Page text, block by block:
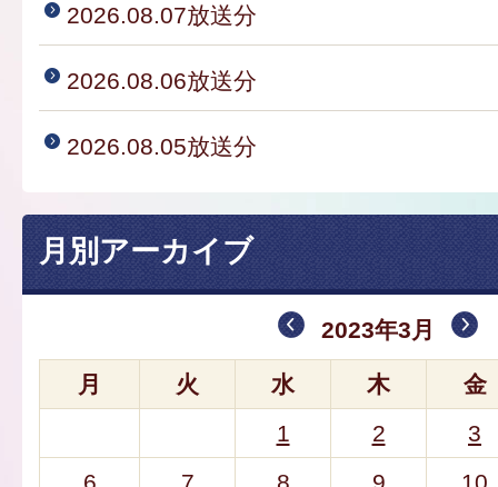
2026.08.07放送分
2026.08.06放送分
2026.08.05放送分
月別アーカイブ
2023年3月
月 火 水 木
金
1
2
3
6
7 8 9
10